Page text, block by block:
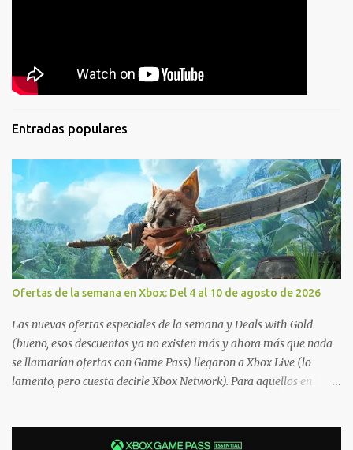
Entradas populares
Ofertas de la semana en Xbox: Del 4 al 10 de agosto de 2026
Las nuevas ofertas especiales de la semana y Deals with Gold
(bueno, esos descuentos ya no existen más y ahora más que nada
se llamarían ofertas con Game Pass) llegaron a Xbox Live (lo
lamento, pero cuesta decirle Xbox Network). Para aquellos en
jugarlos y mantener un progreso compartido en Windows PC y